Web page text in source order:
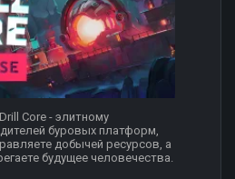
Core - элитному
буровых платформ,
добычей ресурсов, а
будущее человечества.